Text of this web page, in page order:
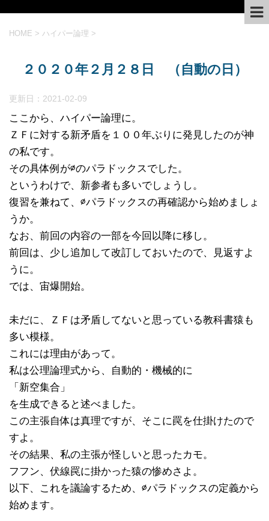
HOME > ハイパー論理 >
２０２０年２月２８日 （自動の日）
更新日： 2021-02-09
ここから、ハイパー論理に。
ＺＦに対する新矛盾を１００年ぶりに発見したのが神
の私です。
その具体例が∅のパラドックスでした。
というわけで、新参者も多いでしょうし。
復習を兼ねて、∅パラドックスの再確認から始めましょ
うか。
なお、前回の内容の一部を今回以降に移し。
前回は、少し追加して改訂しておいたので、見返すよ
うに。
では、宙爆開始。
未だに、ＺＦは矛盾してないと思っている教科書猿も
多い模様。
これには理由があって。
私は公理論理式から、自動的・機械的に
「新空集合」
を生成できると述べました。
この主張自体は真理ですが、そこに罠を仕掛けたので
すよ。
その結果、私の主張が怪しいと思ったカモ。
フフン、伏線罠に掛かった猿の惨めさよ。
以下、これを議論するため、∅パラドックスの定義から
始めます。